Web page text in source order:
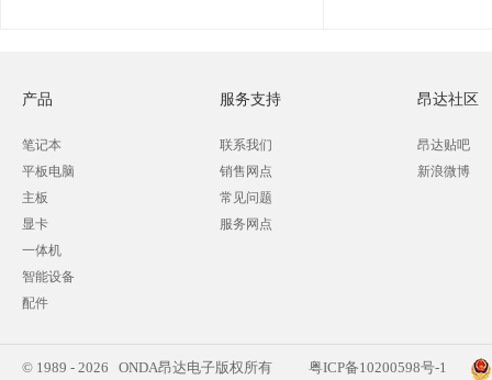
产品
笔记本
平板电脑
主板
显卡
一体机
智能设备
配件
服务支持
联系我们
销售网点
常见问题
服务网点
昂达社区
昂达贴吧
新浪微博
© 1989 - 2026 ONDA昂达电子版权所有 粤ICP备10200598号-1